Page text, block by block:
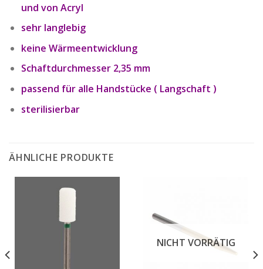
und von Acryl
sehr langlebig
keine Wärmeentwicklung
Schaftdurchmesser 2,35 mm
passend für alle Handstücke ( Langschaft )
sterilisierbar
ÄHNLICHE PRODUKTE
NICHT VORRÄTIG